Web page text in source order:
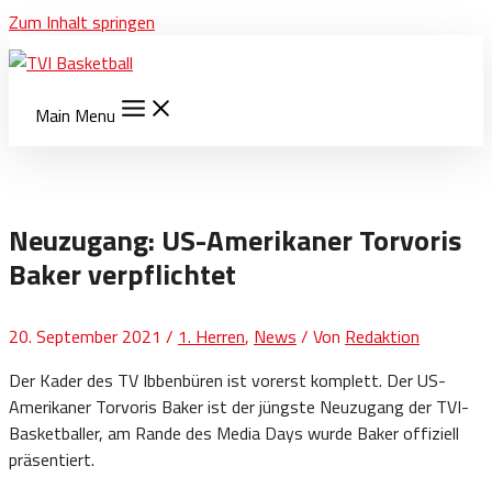
Zum Inhalt springen
Main Menu
Neuzugang: US-Amerikaner Torvoris
Baker verpflichtet
20. September 2021 / 1. Herren, News / Von Redaktion
Der Kader des TV Ibbenbüren ist vorerst komplett. Der US-
Amerikaner Torvoris Baker ist der jüngste Neuzugang der TVI-
Basketballer, am Rande des Media Days wurde Baker offiziell
präsentiert.